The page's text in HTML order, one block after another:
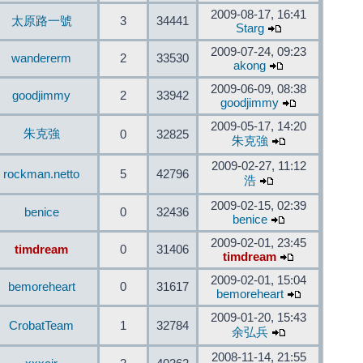
太原路一號 3 34441
2009-08-17, 16:41
Starg
wandererm 2 33530
2009-07-24, 09:23
akong
goodjimmy 2 33942
2009-06-09, 08:38
goodjimmy
朱克強 0 32825
2009-05-17, 14:20
朱克強
rockman.netto 5 42796
2009-02-27, 11:12
浩
benice 0 32436
2009-02-15, 02:39
benice
timdream 0 31406
2009-02-01, 23:45
timdream
bemoreheart 0 31617
2009-02-01, 15:04
bemoreheart
CrobatTeam 1 32784
2009-01-20, 15:43
余弘兵
2008-11-14, 21:55